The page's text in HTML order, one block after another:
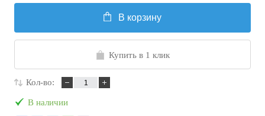
В корзину
Купить в 1 клик
Кол-во:
В наличии